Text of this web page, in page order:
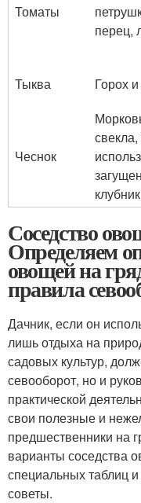
Томаты
перец,
Тыква
Горох
Чеснок
Соседство
Определяем
овощей на
правила
Дачник, если он
лишь отдыха на
садовых культур,
севооборот, но и
практической
свои полезные и
предшественники на
варианты соседства
специальных таблиц
советы.